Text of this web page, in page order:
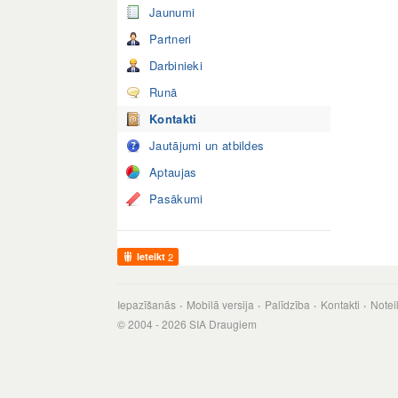
Jaunumi
Partneri
Darbinieki
Runā
Kontakti
Jautājumi un atbildes
Aptaujas
Pasākumi
Ieteikt 2
Iepazīšanās Mobilā versija Palīdzība Kontakti
© 2004 - 2026 SIA Draugiem